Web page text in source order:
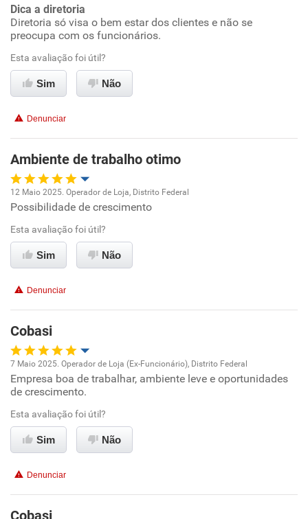
Benefícios
Dica a diretoria
Diretoria só visa o bem estar dos clientes e não se
preocupa com os funcionários.
Esta avaliação foi útil?
Sim Não
Denunciar
Ambiente de trabalho otimo
Oportunidade de promoção
Ambiente de trabalho
Benefícios
Recomenda esta empresa
Recomenda a diretoria
12 Maio 2025. Operador de Loja, Distrito Federal
Possibilidade de crescimento
Esta avaliação foi útil?
Sim Não
Denunciar
Cobasi
Oportunidade de promoção
Ambiente de trabalho
Conciliação com a vida familiar
7 Maio 2025. Operador de Loja (Ex-Funcionário), Distrito Federal
Empresa boa de trabalhar, ambiente leve e oportunidades
de crescimento.
Esta avaliação foi útil?
Sim Não
Denunciar
Cobasi